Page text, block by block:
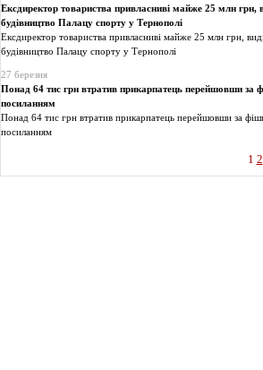
Ексдиректор товариства привласниві майже 25 млн грн,
будівництво Палацу спорту у Тернополі
Ексдиректор товариства привласниві майже 25 млн грн,
будівництво Палацу спорту у Тернополі
27 березня
Понад 64 тис грн втратив прикарпатець перейшовши за
посиланням
Понад 64 тис грн втратив прикарпатець перейшовши за
посиланням
1 2